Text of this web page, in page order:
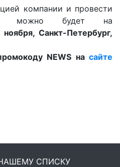
компании и провести
можно будет на
Санкт-Петербург,
NEWS на сайте
СПИСКУ